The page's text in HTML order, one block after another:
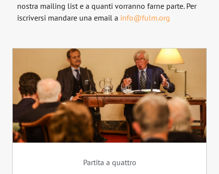
nostra mailing list e a quanti vorranno farne parte. Per
iscriversi mandare una email a info@fulm.org
Partita a quattro